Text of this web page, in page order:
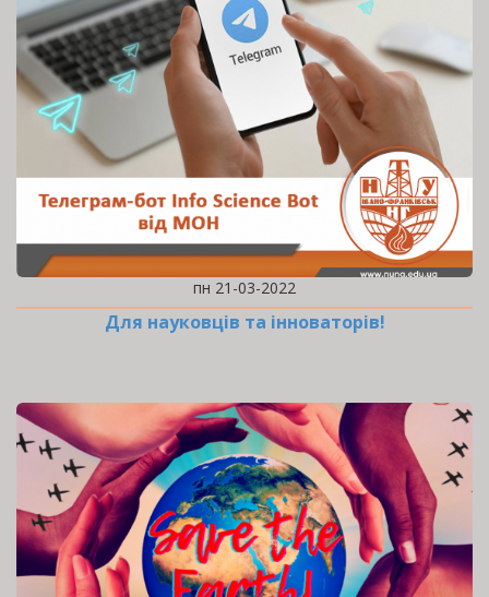
пн 21-03-2022
Для науковців та інноваторів!